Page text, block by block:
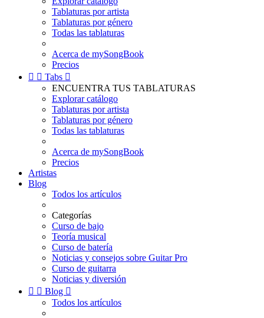
Tablaturas por artista
Tablaturas por género
Todas las tablaturas
Acerca de mySongBook
Precios
  Tabs 
ENCUENTRA TUS TABLATURAS
Explorar catálogo
Tablaturas por artista
Tablaturas por género
Todas las tablaturas
Acerca de mySongBook
Precios
Artistas
Blog
Todos los artículos
Categorías
Curso de bajo
Teoría musical
Curso de batería
Noticias y consejos sobre Guitar Pro
Curso de guitarra
Noticias y diversión
  Blog 
Todos los artículos